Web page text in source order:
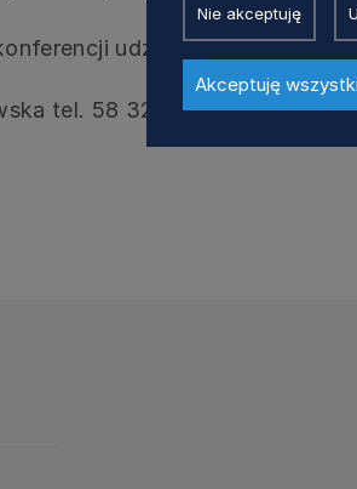
udziela pracownik
tel. 58 32 68 893, e-mail:
Nie akceptuję
Akceptuję